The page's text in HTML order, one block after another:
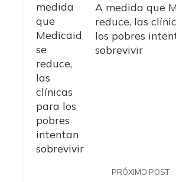
A medida que
reduce, las
los pobres
sobrevivir
PRÓXIMO POST